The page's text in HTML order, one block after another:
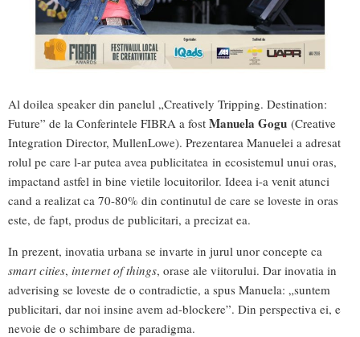
Al doilea speaker din panelul „Creatively Tripping. Destination:
Future” de la Conferintele FIBRA a fost Manuela Gogu (Creative
Integration Director, MullenLowe). Prezentarea Manuelei a adresat
rolul pe care l-ar putea avea publicitatea in ecosistemul unui oras,
impactand astfel in bine vietile locuitorilor. Ideea i-a venit atunci
cand a realizat ca 70-80% din continutul de care se loveste in oras
este, de fapt, produs de publicitari, a precizat ea.
In prezent, inovatia urbana se invarte in jurul unor concepte ca
smart cities, internet of things, orase ale viitorului. Dar inovatia in
adverising se loveste de o contradictie, a spus Manuela: „suntem
publicitari, dar noi insine avem ad-blockere”. Din perspectiva ei, e
nevoie de o schimbare de paradigma.